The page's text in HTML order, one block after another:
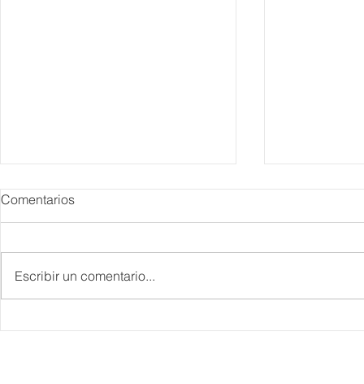
Comentarios
Escribir un comentario...